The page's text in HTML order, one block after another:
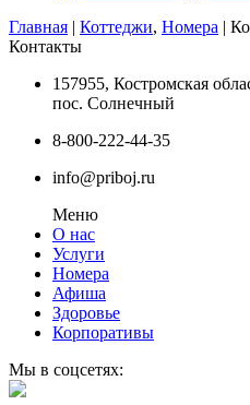
Главная | Коттеджи, Номера |
Контакты
157955, Костромская
пос. Солнечный
8-800-222-44-35
info@priboj.ru
Меню
О нас
Услуги
Номера
Афиша
Здоровье
Корпоративы
Мы в соцсетях: